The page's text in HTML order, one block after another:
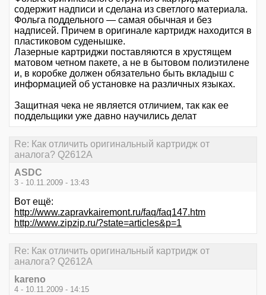
содержит надписи и сделана из светлого материала.
Фольга поддельного — самая обычная и без
надписей. Причем в оригинале картридж находится в
пластиковом суденышке.
Лазерные картриджи поставляются в хрустящем
матовом четном пакете, а не в бытовом полиэтилене
и, в коробке должен обязательно быть вкладыш с
информацией об установке на различных языках.
Защитная чека не является отличием, так как ее
поддельщики уже давно научились делат
Re: Как отличить оригинальный картридж от
аналога? Q2612A
ASDC
3 - 10.11.2009 - 13:43
Вот ещё:
http://www.zapravkairemont.ru/faq/faq147.htm
http://www.zipzip.ru/?state=articles&p=1
Re: Как отличить оригинальный картридж от
аналога? Q2612A
kareno
4 - 10.11.2009 - 14:15